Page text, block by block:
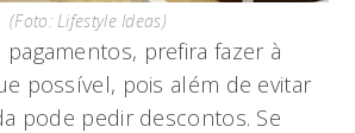
(Foto: Lifestyle Ideas)
pagamentos, prefira fazer à
possível, pois além de evitar
pode pedir descontos. Se